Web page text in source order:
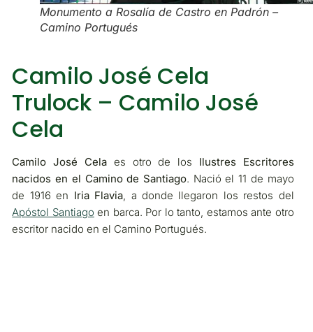
Monumento a Rosalía de Castro en Padrón –
Camino Portugués
Camilo José Cela
Trulock – Camilo José
Cela
Camilo José Cela es otro de los Ilustres Escritores
nacidos en el Camino de Santiago. Nació el 11 de mayo
de 1916 en Iria Flavia, a donde llegaron los restos del
Apóstol Santiago en barca. Por lo tanto, estamos ante otro
escritor nacido en el Camino Portugués.